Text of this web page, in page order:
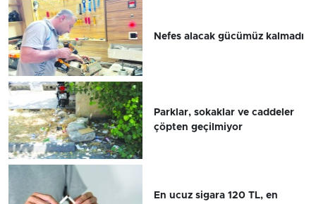
Nefes alacak gücümüz kalmadı
Parklar, sokaklar ve caddeler
çöpten geçilmiyor
En ucuz sigara 120 TL, en